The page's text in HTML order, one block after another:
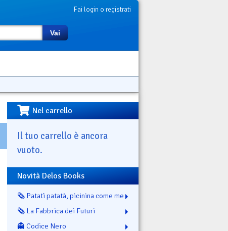
Fai login o registrati
Vai
Nel carrello
Il tuo carrello è ancora
vuoto.
Novità Delos Books
🗞️ Patatì patatà, picinina come me
🗞️ La Fabbrica dei Futuri
👻 Codice Nero